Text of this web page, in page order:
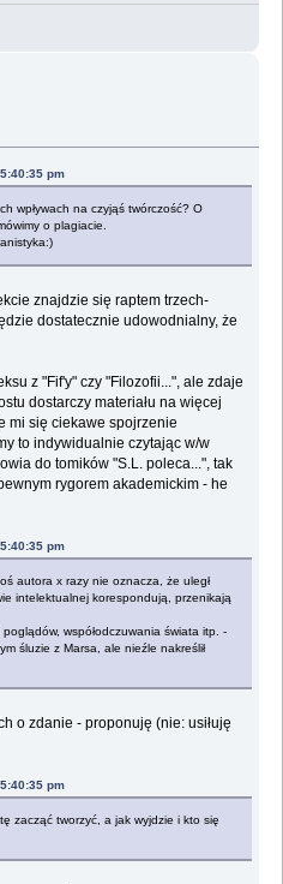
pm
wpływach na czyjąś twórczość? O
o plagiacie.
znajdzie się raptem trzech-
dostatecznie udowodnialny, że
z "Fif'y" czy "Filozofii...", ale zdaje
dostarczy materiału na więcej
mi się ciekawe spojrzenie
to indywidualnie czytając w/w
do tomików "S.L. poleca...", tak
rygorem akademickim - he
pm
autora x razy nie oznacza, że uległ
intelektualnej korespondują, przenikają
współodczuwania świata itp. -
śluzie z Marsa, ale nieźle nakreślił
o zdanie - proponuję (nie: usiłuję
pm
zacząć tworzyć, a jak wyjdzie i kto się